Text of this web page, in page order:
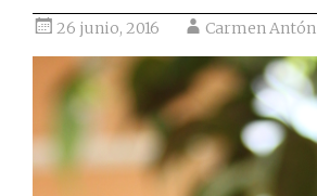
26 junio, 2016 Carmen Antón